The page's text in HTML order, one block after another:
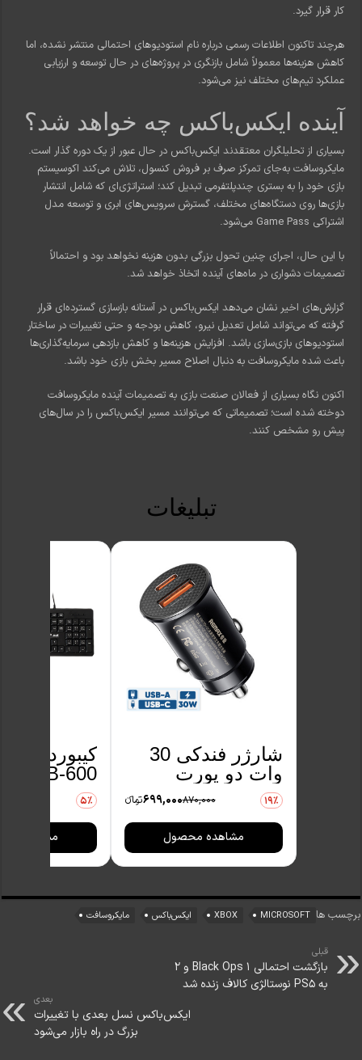
کار قرار گیرد.
هرچند تاکنون اطلاعات رسمی درباره نام استودیوهای احتمالی منتشر نشده، اما
کاهش هزینه‌ها معمولاً شامل بازنگری در پروژه‌های در حال توسعه و ارزیابی
عملکرد تیم‌های مختلف نیز می‌شود.
آینده ایکس‌باکس چه خواهد شد؟
بسیاری از تحلیلگران معتقدند ایکس‌باکس در حال عبور از یک دوره گذار است.
مایکروسافت به‌جای تمرکز صرف بر فروش کنسول، تلاش می‌کند اکوسیستم
بازی خود را به بستری چندپلتفرمی تبدیل کند؛ استراتژی‌ای که شامل انتشار
بازی‌ها روی دستگاه‌های مختلف، گسترش سرویس‌های ابری و توسعه مدل
اشتراکی Game Pass می‌شود.
با این حال، اجرای چنین تحول بزرگی بدون هزینه نخواهد بود و احتمالاً
تصمیمات دشواری در ماه‌های آینده اتخاذ خواهد شد.
گزارش‌های اخیر نشان می‌دهد ایکس‌باکس در آستانه بازسازی گسترده‌ای قرار
گرفته که می‌تواند شامل تعدیل نیرو، کاهش بودجه و حتی تغییرات در ساختار
استودیوهای بازی‌سازی باشد. افزایش هزینه‌ها و کاهش بازدهی سرمایه‌گذاری‌ها
باعث شده مایکروسافت به دنبال اصلاح مسیر بخش بازی خود باشد.
اکنون نگاه بسیاری از فعالان صنعت بازی به تصمیمات آینده مایکروسافت
دوخته شده است؛ تصمیماتی که می‌توانند مسیر ایکس‌باکس را در سال‌های
پیش رو مشخص کنند.
تبلیغات
شارژر فندکی 30
وات دو پورت
ریمکس مدل
RCC440
19٪ 870,000
699,000تومانءء
مشاهده محصول
کیبورد پی
فارسی
5٪
مشاهده
برچسب ها MICROSOFT
XBOX ایکس‌باکس مایکروسافت
قبلی
بازگشت احتمالی Black Ops 1 و 2
به PS5 نوستالژی کالاف زنده شد
بعدی
ایکس‌باکس نسل بعدی با تغییرات
بزرگ در راه بازار می‌شود